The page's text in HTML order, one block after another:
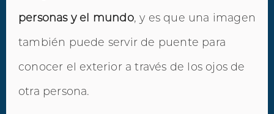
personas y el mundo, y es que una imagen
también puede servir de puente para
conocer el exterior a través de los ojos de
otra persona.